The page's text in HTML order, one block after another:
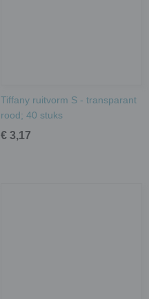
Tiffany ruitvorm S - transparant
rood; 40 stuks
€ 3,17